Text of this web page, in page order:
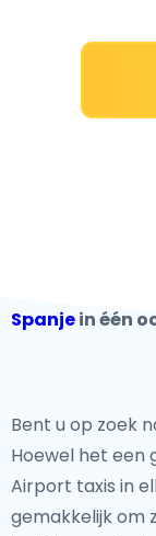
Spanjein één
Bent u op zoek
Hoewel het een
Airport taxis in
gemakkelijk om